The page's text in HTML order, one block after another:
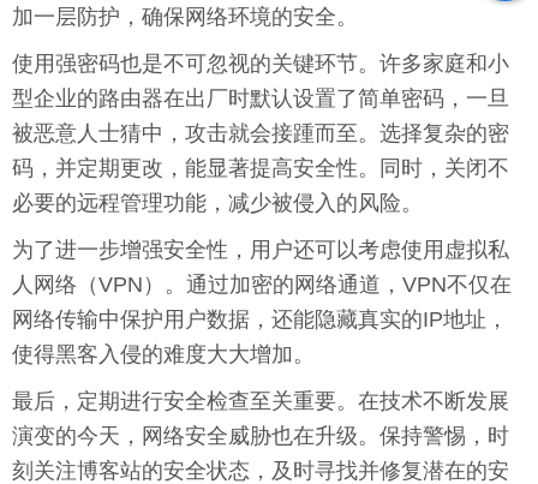
加一层防护，确保网络环境的安全。
使用强密码也是不可忽视的关键环节。许多家庭和小
型企业的路由器在出厂时默认设置了简单密码，一旦
被恶意人士猜中，攻击就会接踵而至。选择复杂的密
码，并定期更改，能显著提高安全性。同时，关闭不
必要的远程管理功能，减少被侵入的风险。
为了进一步增强安全性，用户还可以考虑使用虚拟私
人网络（VPN）。通过加密的网络通道，VPN不仅在
网络传输中保护用户数据，还能隐藏真实的IP地址，
使得黑客入侵的难度大大增加。
最后，定期进行安全检查至关重要。在技术不断发展
演变的今天，网络安全威胁也在升级。保持警惕，时
刻关注博客站的安全状态，及时寻找并修复潜在的安